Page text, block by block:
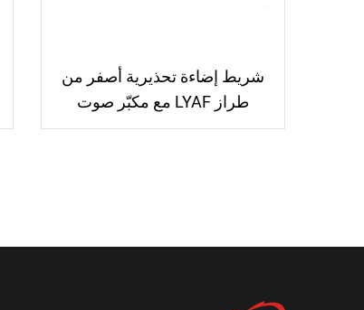
شريط إضاءة تحذيرية أصفر من
طراز LYAF مع مكبّر صوت
للطوارئ، وإضاءة وميضية زرقاء